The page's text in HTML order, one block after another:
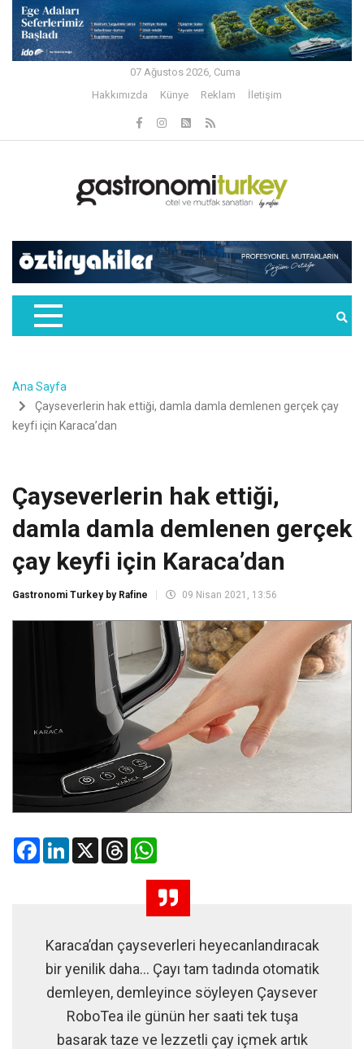
07 Ağustos 2026, Cuma
Hakkımızda
Künye Reklam İletişim
Ana Sayfa
Çayseverlerin hak ettiği, damla damla demlenen gerçek çay
keyfi için Karaca’dan
Çayseverlerin hak ettiği,
damla damla demlenen gerçek
çay keyfi için Karaca’dan
Gastronomi Turkey by Rafine 09 Nisan 2021, 13:56
FacebookLinkedIn
X Threads
Karaca’dan çayseverleri heyecanlandıracak
bir yenilik daha… Çayı tam tadında otomatik
demleyen, demleyince söyleyen Çaysever
RoboTea ile günün her saati tek tuşa
basarak taze ve lezzetli çay içmek artık